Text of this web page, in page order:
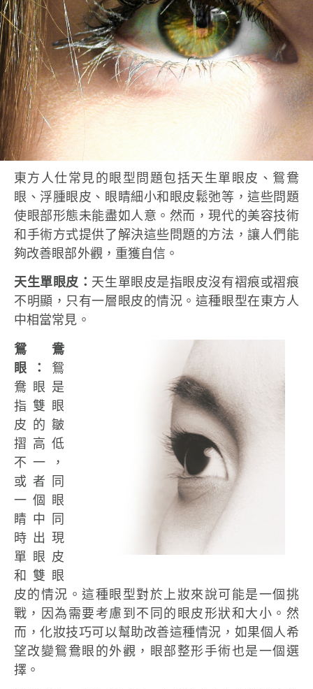
東方人仕常見的眼型問題包括天生單眼皮、鴛鴦
眼、浮腫眼皮、眼睛細小和眼皮鬆弛等，這些問題
使眼部形態未能盡如人意。然而，現代的美容技術
和手術方式提供了解決這些問題的方法，讓人們能
夠改善眼部外觀，重獲自信。
天生單眼皮： 天生單眼皮是指眼皮沒有褶痕或褶痕
不明顯，只有一層眼皮的情況。這種眼型在東方人
中相當常見。
鴛鴦
眼： 鴛
鴦眼是
指雙眼
皮的皺
摺高低
不一，
或者同
一個眼
睛中同
時出現
單眼皮
和雙眼
皮的情況。這種眼型對於上妝來說可能是一個挑
戰，因為需要考慮到不同的眼皮形狀和大小。然
而，化妝技巧可以幫助改善這種情況，如果個人希
望改變鴛鴦眼的外觀，眼部整形手術也是一個選
擇。